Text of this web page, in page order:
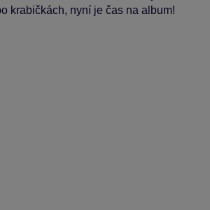
krabičkách, nyní je čas na album!